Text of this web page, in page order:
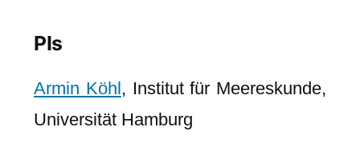
PIs
Armin Köhl, Institut für Meereskunde,
Universität Hamburg